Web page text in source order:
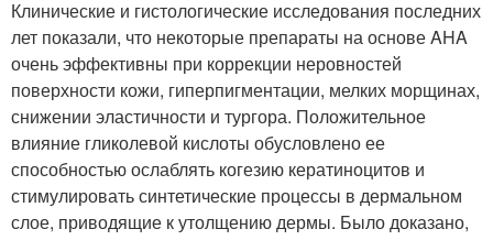
Клинические и гистологические исследования последних
лет показали, что некоторые препараты на основе AHA
очень эффективны при коррекции неровностей
поверхности кожи, гиперпигментации, мелких морщинах,
снижении эластичности и тургора. Положительное
влияние гликолевой кислоты обусловлено ее
способностью ослаблять когезию кератиноцитов и
стимулировать синтетические процессы в дермальном
слое, приводящие к утолщению дермы. Было доказано,